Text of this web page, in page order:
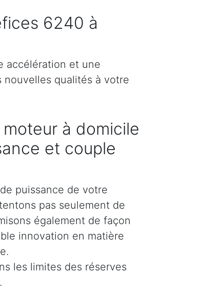
6240 à
accélération et une
qualités à votre
à domicile
et couple
puissance de votre
pas seulement de
également de façon
innovation en matière
les limites des réserves